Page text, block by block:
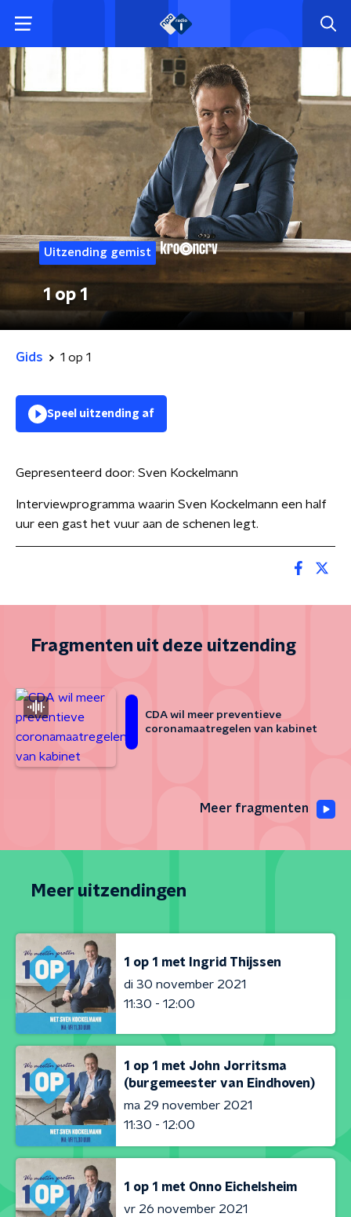
Uitzending gemist
1 op 1
Gids 1 op 1
Speel uitzending af
Gepresenteerd door: Sven Kockelmann
Interviewprogramma waarin Sven Kockelmann een half
uur een gast het vuur aan de schenen legt.
Fragmenten uit deze uitzending
CDA wil meer preventieve
coronamaatregelen van kabinet
Meer fragmenten
Meer uitzendingen
1 op 1 met Ingrid Thijssen
di 30 november 2021
11:30 - 12:00
1 op 1 met John Jorritsma
(burgemeester van Eindhoven)
ma 29 november 2021
11:30 - 12:00
1 op 1 met Onno Eichelsheim
vr 26 november 2021